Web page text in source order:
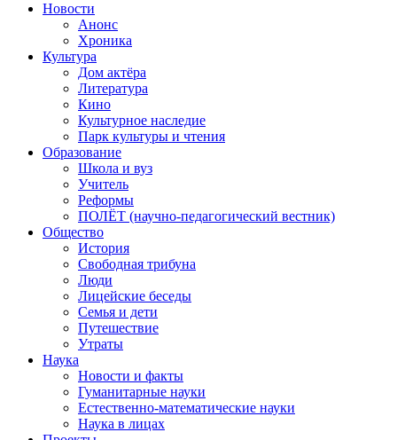
Новости
Анонс
Хроника
Культура
Дом актёра
Литература
Кино
Культурное наследие
Парк культуры и чтения
Образование
Школа и вуз
Учитель
Реформы
ПОЛЁТ (научно-педагогический вестник)
Общество
История
Свободная трибуна
Люди
Лицейские беседы
Семья и дети
Путешествие
Утраты
Наука
Новости и факты
Гуманитарные науки
Естественно-математические науки
Наука в лицах